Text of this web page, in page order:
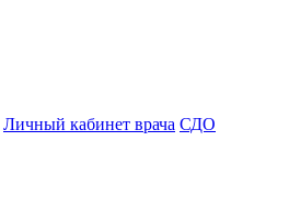
Личный кабинет врача СДО